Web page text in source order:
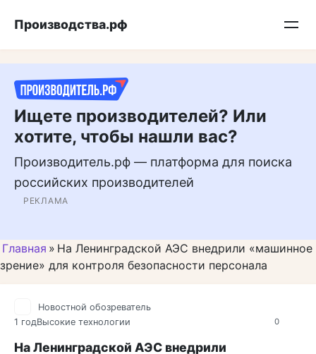
Подписывайтесь на нас в MAX
Производства.рф
Ищете производителей? Или
хотите, чтобы нашли вас?
Производитель.рф — платформа для поиска
российских производителей
РЕКЛАМА
Главная » На Ленинградской АЭС внедрили «машинное
зрение» для контроля безопасности персонала
0
Новостной обозреватель
1 годВысокие технологии
На Ленинградской АЭС внедрили